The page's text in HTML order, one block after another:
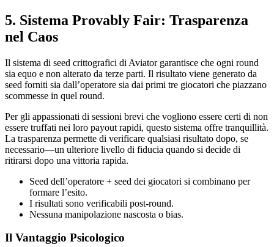
5. Sistema Provably Fair: Trasparenza
nel Caos
Il sistema di seed crittografici di Aviator garantisce che ogni round
sia equo e non alterato da terze parti. Il risultato viene generato da
seed forniti sia dall’operatore sia dai primi tre giocatori che piazzano
scommesse in quel round.
Per gli appassionati di sessioni brevi che vogliono essere certi di non
essere truffati nei loro payout rapidi, questo sistema offre tranquillità.
La trasparenza permette di verificare qualsiasi risultato dopo, se
necessario—un ulteriore livello di fiducia quando si decide di
ritirarsi dopo una vittoria rapida.
Seed dell’operatore + seed dei giocatori si combinano per
formare l’esito.
I risultati sono verificabili post‑round.
Nessuna manipolazione nascosta o bias.
Il Vantaggio Psicologico